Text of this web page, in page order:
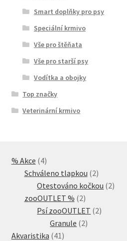
Smart doplňky pro psy
Speciální krmivo
Vše pro štěňata
Vše pro starší psy
Vodítka a obojky
Top značky
Veterinární krmivo
% Akce 44
produkty
Schváleno tlapkou 22
produkty
Otestováno kočkou 22
zooOUTLET % 22
produkty
Psí zooOUTLET 22
Granule 22
Akvaristika 41 41